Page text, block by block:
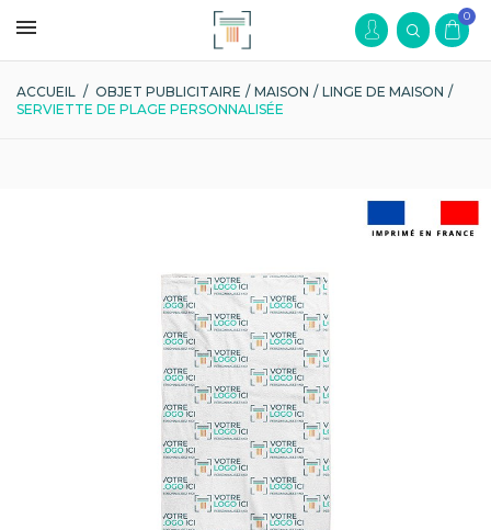
0
ACCUEIL / OBJET PUBLICITAIRE / MAISON / LINGE DE MAISON /
SERVIETTE DE PLAGE PERSONNALISÉE